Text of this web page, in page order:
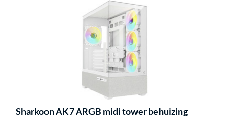
SharkoonAK7 ARGB midi tower behuizing